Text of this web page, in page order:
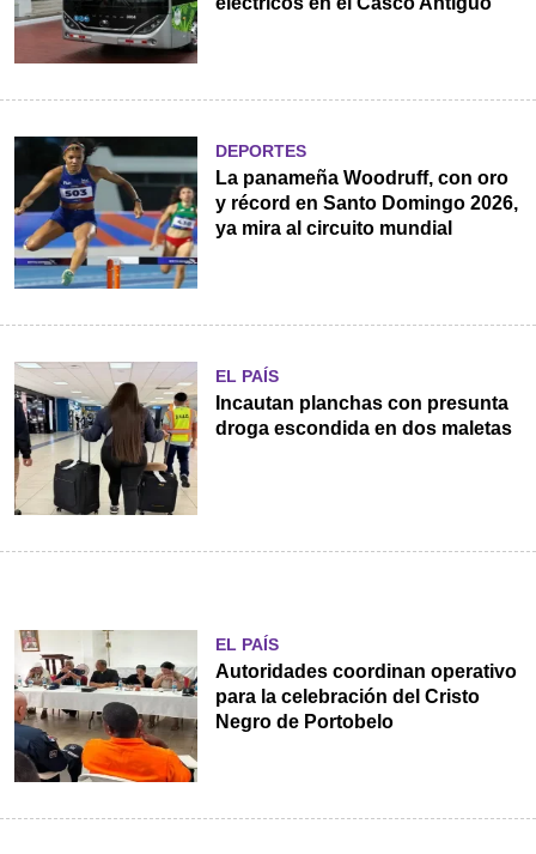
DEPORTES
La panameña Woodruff, con oro
y récord en Santo Domingo 2026,
ya mira al circuito mundial
EL PAÍS
Incautan planchas con presunta
droga escondida en dos maletas
EL PAÍS
Autoridades coordinan operativo
para la celebración del Cristo
Negro de Portobelo